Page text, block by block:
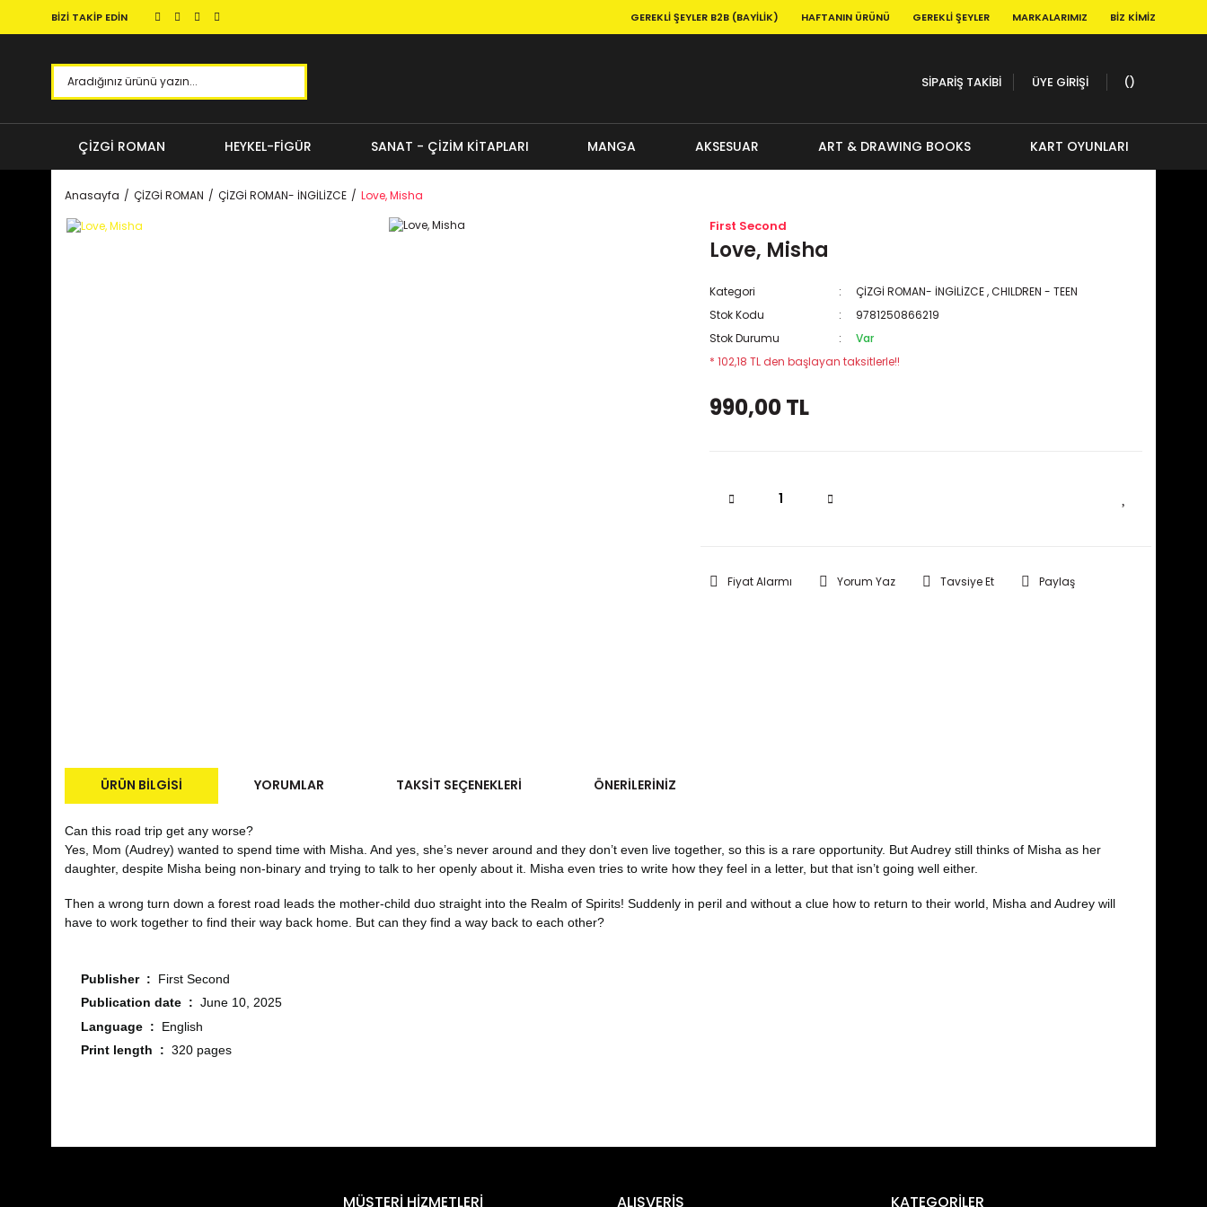
BİZİ TAKİP EDİN GEREKLI ŞEYLER B2B (BAYILIK) HAFTANIN ÜRÜNÜ GEREKLI ŞEYLER MARKALARIMIZ BIZ KIMIZ
SİPARİŞ TAKİBİ ÜYE GİRİŞİ
ÇİZGİ ROMAN HEYKEL-FİGÜR SANAT - ÇİZİM KİTAPLARI MANGA AKSESUAR ART & DRAWING BOOKS KART OYUNLARI
Anasayfa ÇİZGİ ROMAN ÇİZGİ ROMAN- İNGİLİZCE Love, Misha
First Second
Love, Misha
Kategori ÇİZGİ ROMAN- İNGİLİZCE,CHILDREN - TEEN
Stok Kodu
9781250866219
Stok Durumu
Var
* 102,18 TL den başlayan taksitlerle!!
990,00 TL
Fiyat Alarmı Yorum Yaz Tavsiye Et Paylaş
ÜRÜN BILGISI YORUMLAR TAKSIT SEÇENEKLERI ÖNERILERINIZ
Can this road trip get any worse?
Yes, Mom (Audrey) wanted to spend time with Misha. And yes, she’s never around and they don’t even live together, so this is a rare opportunity. But Audrey still thinks of Misha as her
daughter, despite Misha being non-binary and trying to talk to her openly about it. Misha even tries to write how they feel in a letter, but that isn’t going well either.
Then a wrong turn down a forest road leads the mother-child duo straight into the Realm of Spirits! Suddenly in peril and without a clue how to return to their world, Misha and Audrey will
have to work together to find their way back home. But can they find a way back to each other?
Publisher ‏ : ‎ First Second
Publication date ‏ : ‎ June 10, 2025
Language ‏ : ‎ English
Print length ‏ : ‎ 320 pages
Görüş ve önerileriniz için teşekkür ederiz.
MÜŞTERİ HİZMETLERİ ALIŞVERİŞ KATEGORİLER